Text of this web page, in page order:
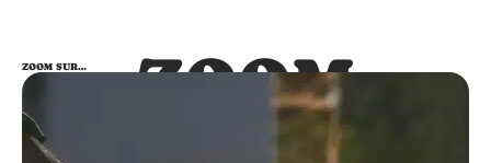
ZOOM
SUR…
ZOOM SUR…